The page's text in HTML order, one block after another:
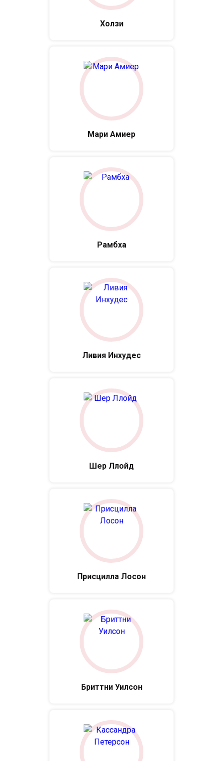
Холзи
Мари Амиер
Рамбха
Ливия Инхудес
Шер Ллойд
Присцилла Лосон
Бриттни Уилсон